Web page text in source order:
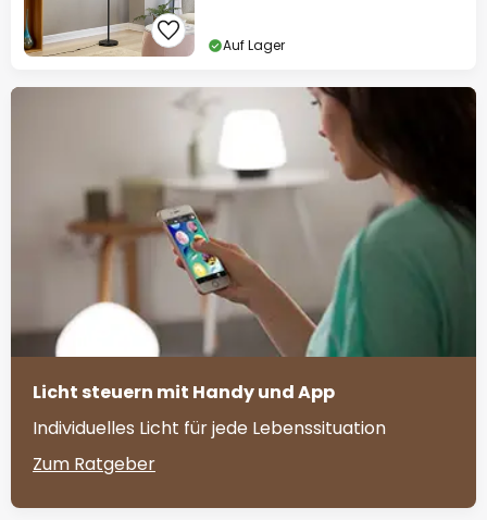
Auf Lager
Licht steuern mit Handy und App
Individuelles Licht für jede Lebenssituation
Zum Ratgeber